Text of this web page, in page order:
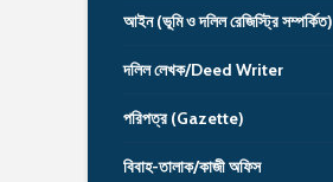
আইন (ভূমি ও দলিল রেজিস্ট্রি সম্পর্কিত)
দলিল লেখক/Deed Writer
পরিপত্র (Gazette)
বিবাহ-তালাক/কাজী অফিস